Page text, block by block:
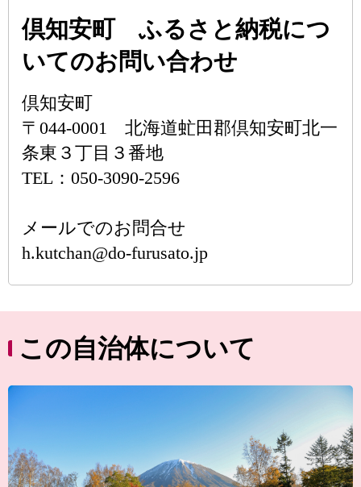
倶知安町 ふるさと納税につ
いてのお問い合わせ
倶知安町
〒044-0001 北海道虻田郡倶知安町北一
条東３丁目３番地
TEL：050-3090-2596
メールでのお問合せ
h.kutchan@do-furusato.jp
この自治体について